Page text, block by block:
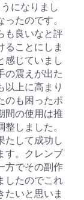
になりまし
たのです。
も良いなと評
ることにしま
感じていまし
の震えが出た
以上に高まり
のも困ったポ
間の使用は推
しました。
たして成功し
す。クレンブ
方でその副作
したのでこれ
たいと思いま